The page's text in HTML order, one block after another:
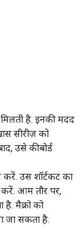
मिलती है. इनकी मदद
सीरीज़ को
उसे कीबोर्ड
करें. उस शॉर्टकट का
करें. आम तौर पर,
है. मैक्रो को
जा सकता है.